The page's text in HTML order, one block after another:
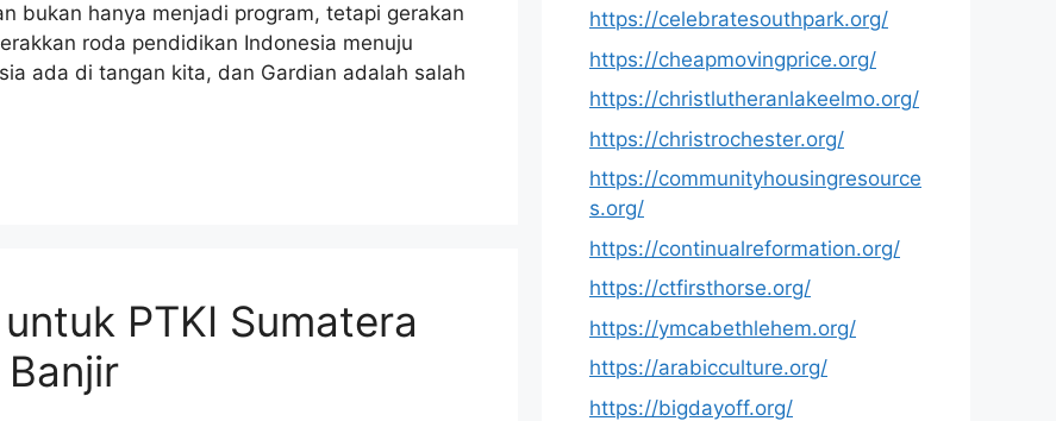
bukan hanya menjadi program, tetapi gerakan
roda pendidikan Indonesia menuju
ada di tangan kita, dan Gardian adalah salah
PTKI Sumatera
https://celebratesouthpark.org/
https://cheapmovingprice.org/
https://christlutheranlakeelmo.org/
https://christrochester.org/
https://communityhousingresource
s.org/
https://continualreformation.org/
https://ctfirsthorse.org/
https://ymcabethlehem.org/
https://arabicculture.org/
https://bigdayoff.org/